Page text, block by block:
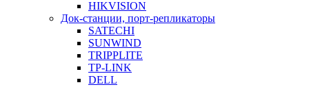
HIKVISION
Док-станции, порт-репликаторы
SATECHI
SUNWIND
TRIPPLITE
TP-LINK
DELL